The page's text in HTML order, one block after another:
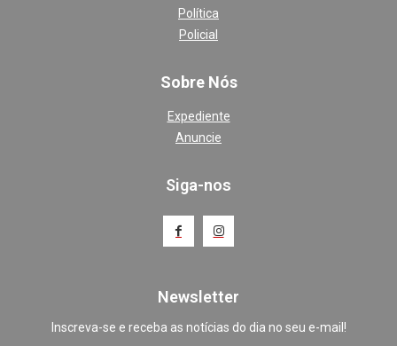
Política
Policial
Sobre Nós
Expediente
Anuncie
Siga-nos
Newsletter
Inscreva-se e receba as notícias do dia no seu e-mail!